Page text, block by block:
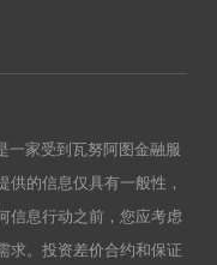
一家受到瓦努阿图金融服
供的信息仅具有一般性，
信息行动之前，您应考虑
求。投资差价合约和保证